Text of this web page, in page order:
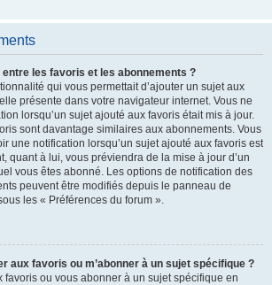
les favoris et les abonnements ?
qui vous permettait d’ajouter un sujet aux
présente dans votre navigateur internet. Vous ne
lorsqu’un sujet ajouté aux favoris était mis à jour.
sont davantage similaires aux abonnements. Vous
une notification lorsqu’un sujet ajouté aux favoris est
quant à lui, vous préviendra de la mise à jour d’un
vous êtes abonné. Les options de notification des
peuvent être modifiés depuis le panneau de
les « Préférences du forum ».
aux favoris ou m’abonner à un sujet spécifique ?
favoris ou vous abonner à un sujet spécifique en